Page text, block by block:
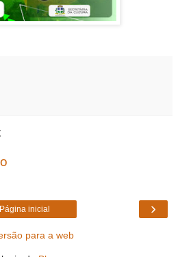
›
Página inicial
para a web